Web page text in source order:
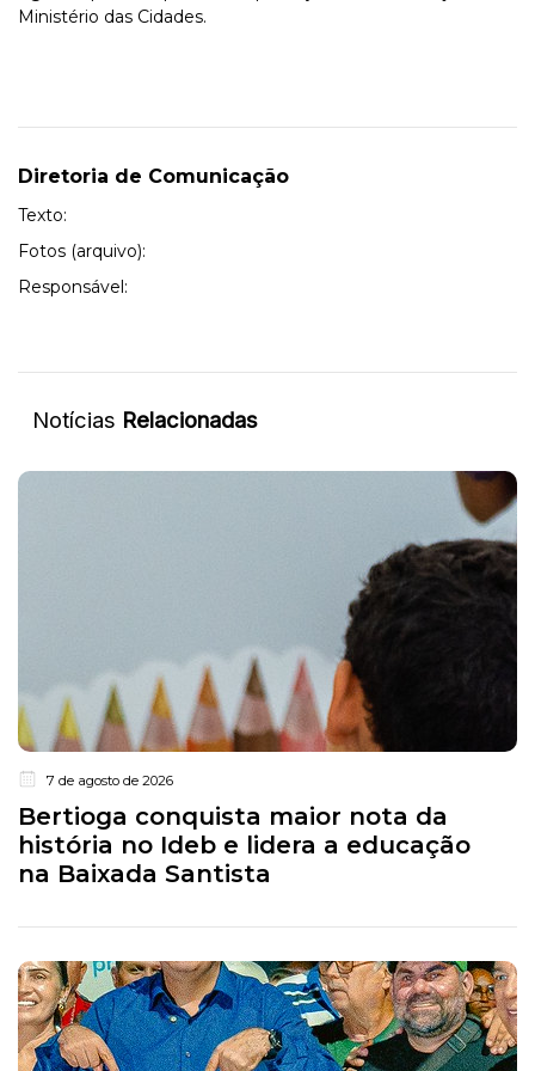
Ministério das Cidades.
Diretoria de Comunicação
Texto:
Fotos (arquivo):
Responsável:
Notícias Relacionadas
7 de agosto de 2026
Bertioga conquista maior nota da
história no Ideb e lidera a educação
na Baixada Santista